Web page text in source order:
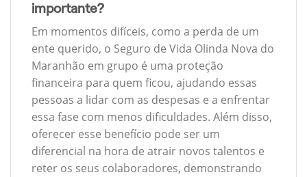
importante?
Em momentos difíceis, como a perda de um
ente querido, o Seguro de Vida Olinda Nova do
Maranhão em grupo é uma proteção
financeira para quem ficou, ajudando essas
pessoas a lidar com as despesas e a enfrentar
essa fase com menos dificuldades. Além disso,
oferecer esse benefício pode ser um
diferencial na hora de atrair novos talentos e
reter os seus colaboradores, demonstrando